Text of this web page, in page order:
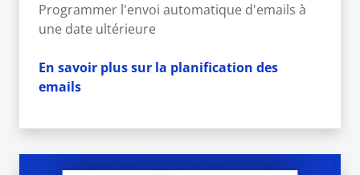
Programmer l'envoi automatique d'emails à
une date ultérieure
En savoir plus sur la planification des
emails